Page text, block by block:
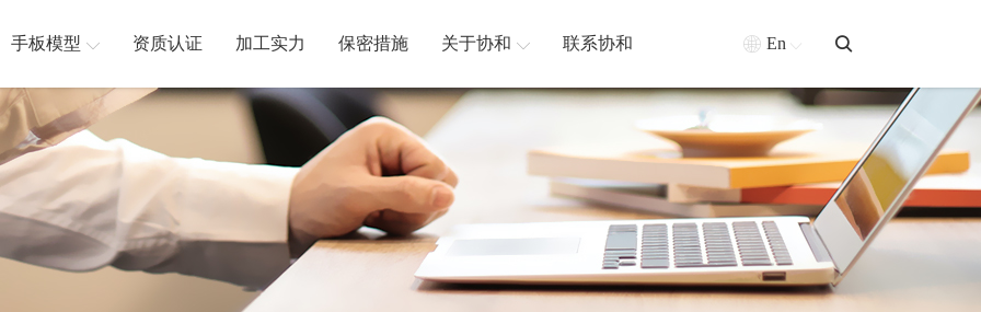
手板模型 资质认证 加工实力 保密措施 关于协和 联系协和 En